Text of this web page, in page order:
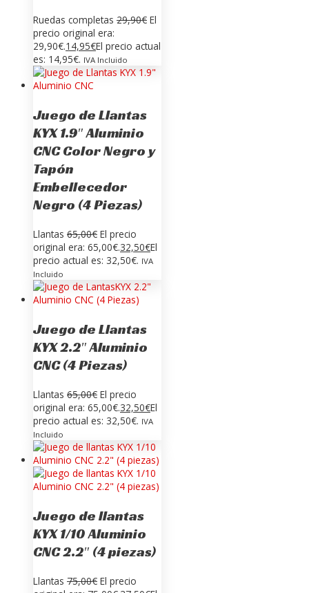
Ruedas completas 29,90€ El
precio original era:
29,90€.14,95€El precio actual
es: 14,95€. IVA Incluido
Juego de Llantas
KYX 1.9″ Aluminio
CNC Color Negro y
Tapón
Embellecedor
Negro (4 Piezas)
Llantas 65,00€ El precio
original era: 65,00€.32,50€El
precio actual es: 32,50€. IVA
Incluido
Juego de Llantas
KYX 2.2″ Aluminio
CNC (4 Piezas)
Llantas 65,00€ El precio
original era: 65,00€.32,50€El
precio actual es: 32,50€. IVA
Incluido
Juego de llantas
KYX 1/10 Aluminio
CNC 2.2″ (4 piezas)
Llantas 75,00€ El precio